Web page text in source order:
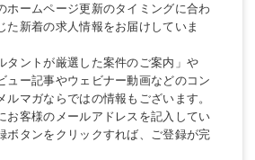
ホームページ更新のタイミングに合わ
た新着の求人情報をお届けしていま
タントが厳選した案件のご案内」や
ュー記事やウェビナー動画などのコン
ルマガならではの情報もございます。
お客様のメールアドレスを記入してい
ボタンをクリックすれば、ご登録が完